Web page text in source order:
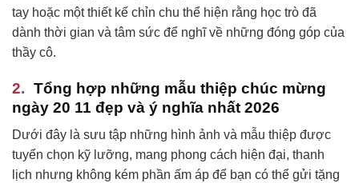
tay hoặc một thiết kế chỉn chu thể hiện rằng học trò đã
dành thời gian và tâm sức để nghĩ về những đóng góp của
thầy cô.
Tổng hợp những mẫu thiệp chúc mừng
ngày 20 11 đẹp và ý nghĩa nhất 2026
Dưới đây là sưu tập những hình ảnh và mẫu thiệp được
tuyển chọn kỹ lưỡng, mang phong cách hiện đại, thanh
lịch nhưng không kém phần ấm áp để bạn có thể gửi tặng